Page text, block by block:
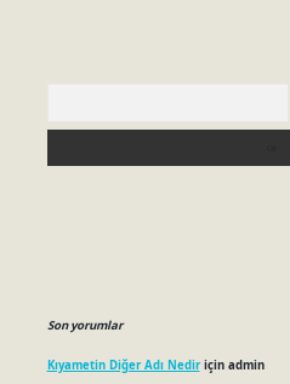
Son yorumlar
Kıyametin Diğer Adı Nediriçin admin